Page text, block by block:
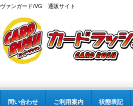
ヴァンガード/VG 通販サイト
問い合わせ ご利用案内 状態表記